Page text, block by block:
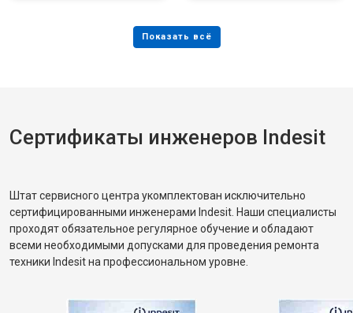
Сертификаты инженеров Indesit
Штат сервисного центра укомплектован исключительно
сертифицированными инженерами Indesit. Наши специалисты
проходят обязательное регулярное обучение и обладают
всеми необходимыми допусками для проведения ремонта
техники Indesit на профессиональном уровне.